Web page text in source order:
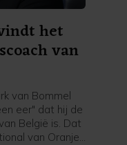
het
van
van Bommel
eer" dat hij de
België is. Dat
van Oranje